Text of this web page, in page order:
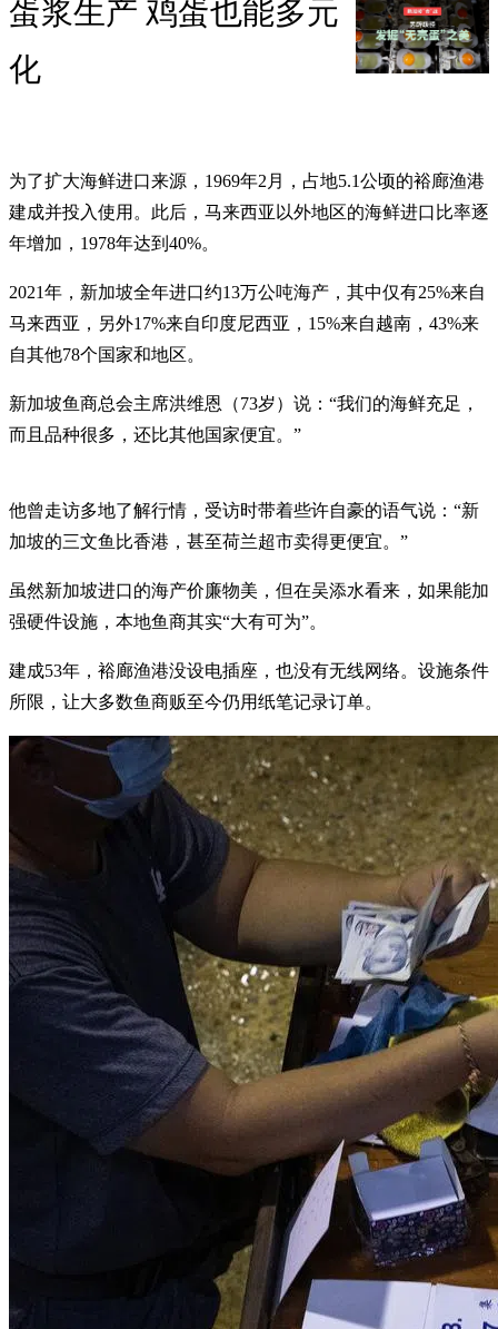
蛋浆生产 鸡蛋也能多元
化
为了扩大海鲜进口来源，1969年2月，占地5.1公顷的裕廊渔港
建成并投入使用。此后，马来西亚以外地区的海鲜进口比率逐
年增加，1978年达到40%。
2021年，新加坡全年进口约13万公吨海产，其中仅有25%来自
马来西亚，另外17%来自印度尼西亚，15%来自越南，43%来
自其他78个国家和地区。
新加坡鱼商总会主席洪维恩（73岁）说：“我们的海鲜充足，
而且品种很多，还比其他国家便宜。”
他曾走访多地了解行情，受访时带着些许自豪的语气说：“新
加坡的三文鱼比香港，甚至荷兰超市卖得更便宜。”
虽然新加坡进口的海产价廉物美，但在吴添水看来，如果能加
强硬件设施，本地鱼商其实“大有可为”。
建成53年，裕廊渔港没设电插座，也没有无线网络。设施条件
所限，让大多数鱼商贩至今仍用纸笔记录订单。